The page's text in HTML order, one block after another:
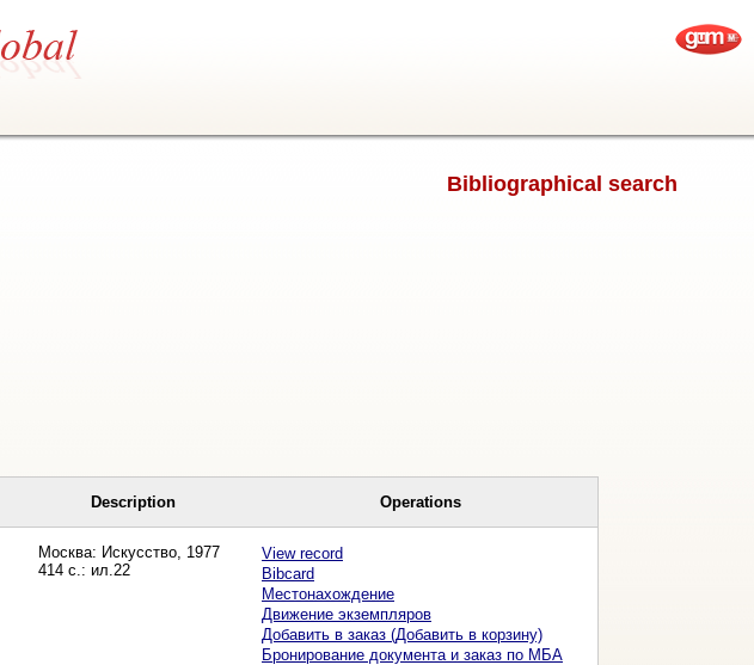
Bibliographical search
Description Operations
Москва: Искусство, 1977
414 с.: ил.22
View record
Bibcard
Местонахождение
Движение экземпляров
Добавить в заказ (Добавить в корзину)
Бронирование документа и заказ по МБА